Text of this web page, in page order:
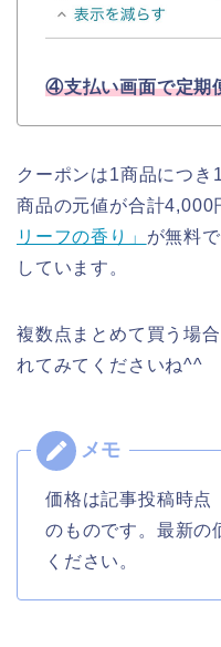
④支払い画面で定期
クーポンは1商品につき
商品の元値が合計4,000
リーフの香り」 が無料
しています。
複数点まとめて買う場
れてみてくださいね^^
価格は記事投稿時点
のものです。最新の
ください。